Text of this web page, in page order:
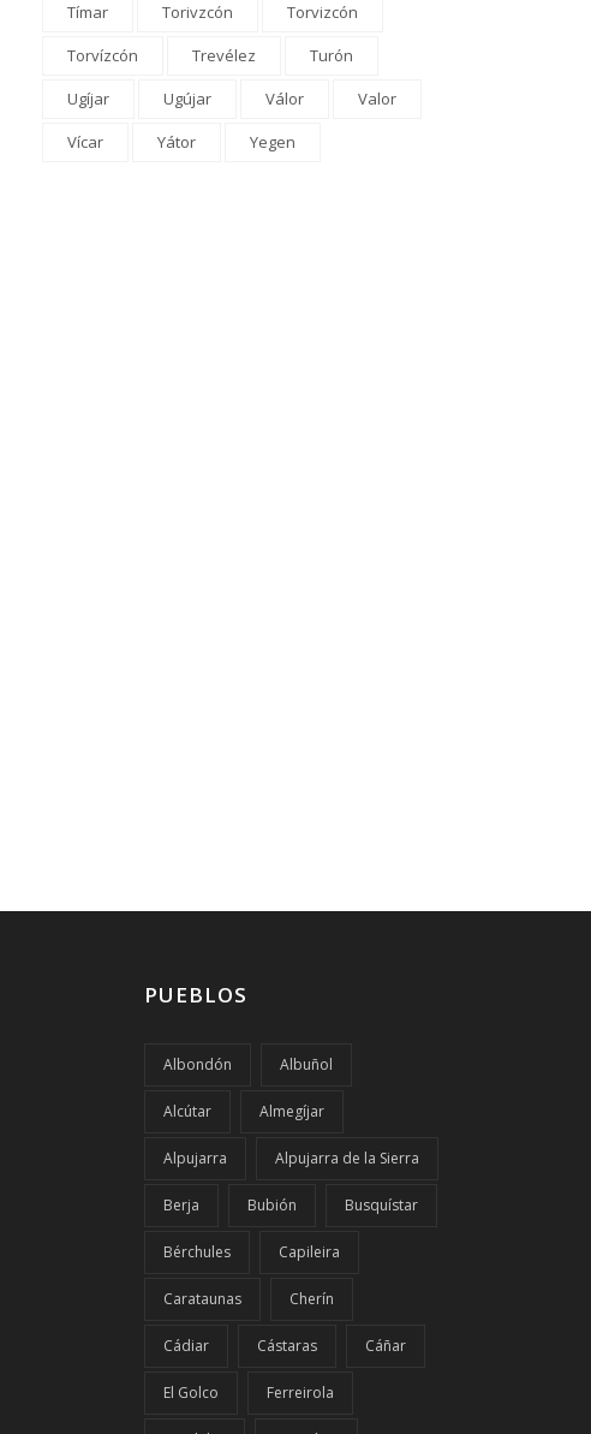
dispositivo EMA-INFOCA en
Granada con cinco nuevos
todo el mundo en la primera
Tímar
Torivzcón
Torvizcón
Torvízcón
Trevélez
Turón
Ugíjar
Ugújar Válor
Valor
Vícar
Yátor Yegen
PUEBLOS
Albondón Albuñol
Alcútar Almegíjar
Alpujarra Alpujarra de la Sierra
Berja Bubión Busquístar
Bérchules Capileira
Carataunas Cherín
Cádiar Cástaras Cáñar
El Golco Ferreirola